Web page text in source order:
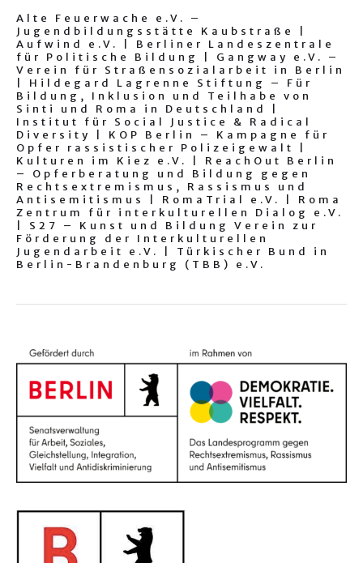
Alte Feuerwache e.V. –
Jugendbildungsstätte Kaubstraße |
Aufwind e.V. | Berliner Landeszentrale
für Politische Bildung | Gangway e.V. –
Verein für Straßensozialarbeit in Berlin
| Hildegard Lagrenne Stiftung – Für
Bildung, Inklusion und Teilhabe von
Sinti und Roma in Deutschland |
Institut für Social Justice & Radical
Diversity | KOP Berlin – Kampagne für
Opfer rassistischer Polizeigewalt |
Kulturen im Kiez e.V. | ReachOut Berlin
– Opferberatung und Bildung gegen
Rechtsextremismus, Rassismus und
Antisemitismus | RomaTrial e.V. | Roma
Zentrum für interkulturellen Dialog e.V.
| S27 – Kunst und Bildung Verein zur
Förderung der Interkulturellen
Jugendarbeit e.V. | Türkischer Bund in
Berlin-Brandenburg (TBB) e.V.